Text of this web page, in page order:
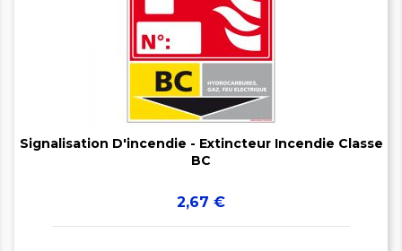

Signalisation D'incendie - Extincteur Incendie Classe
BC
Prix
2,67 €